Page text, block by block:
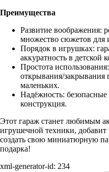
Преимущества
Развитие воображения:
множество сюжетов для
Порядок в игрушках:
аккуратность в детской
Простота
открывания/закрывания
маленьких.
Надёжность:
конструкция.
Этот гараж станет любимым
игрушечной техники, добавит
создать свою миниатюрную
подарка!
xml-generator-id: 234